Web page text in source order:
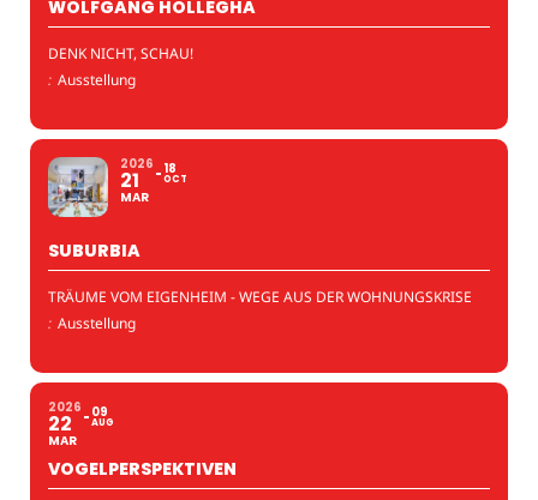
WOLFGANG HOLLEGHA
DENK NICHT, SCHAU!
: Ausstellung
2026
21
MAR
18
OCT
SUBURBIA
TRÄUME VOM EIGENHEIM - WEGE AUS DER WOHNUNGSKRISE
: Ausstellung
2026
22
MAR
09
AUG
VOGELPERSPEKTIVEN